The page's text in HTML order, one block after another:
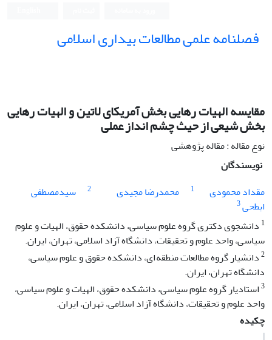
فصلنامه علمی مطالعات بیداری اسلامی
مقایسه الهیات رهایی بخش آمریکای لاتین و الهیات رهایی
بخش شیعی از حیث چشم انداز عملی
نوع مقاله : مقاله پژوهشی
نویسندگان
مقداد محمودی
1 محمدرضا مجیدی 2
سیدمصطفی
ابطحی3
1 دانشجوی دکتری گروه علوم سیاسی، دانشکده حقوق، الهیات و علوم
سیاسی، واحد علوم و تحقیقات، دانشگاه آزاد اسلامی، تهران، ایران.
2دانشیار گروه مطالعات منطقه ای، دانشکده حقوق و علوم سیاسی،
دانشگاه تهران، ایران.
3استادیار گروه علوم سیاسی، دانشکده حقوق، الهیات و علوم سیاسی،
واحد علوم و تحقیقات، دانشگاه آزاد اسلامی، تهران، ایران.
چکیده